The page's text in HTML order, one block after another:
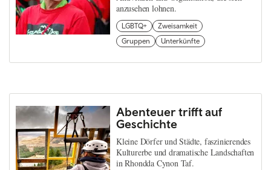
anzusehen lohnen.
LGBTQ+
Zweisamkeit
Gruppen
Unterkünfte
Abenteuer trifft auf
Geschichte
Kleine Dörfer und Städte, faszinierendes
Kulturerbe und dramatische Landschaften
in Rhondda Cynon Taf.